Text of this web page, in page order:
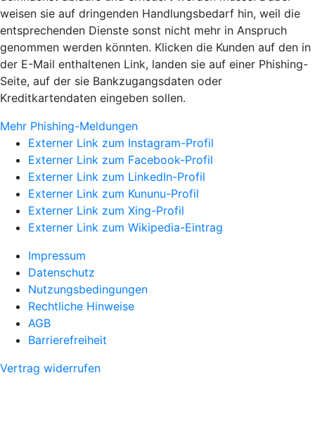
weisen sie auf dringenden Handlungsbedarf hin, weil die
entsprechenden Dienste sonst nicht mehr in Anspruch
genommen werden könnten. Klicken die Kunden auf den in
der E-Mail enthaltenen Link, landen sie auf einer Phishing-
Seite, auf der sie Bankzugangsdaten oder
Kreditkartendaten eingeben sollen.
Mehr Phishing-Meldungen
Externer Link zum Instagram-Profil
Externer Link zum Facebook-Profil
Externer Link zum LinkedIn-Profil
Externer Link zum Kununu-Profil
Externer Link zum Xing-Profil
Externer Link zum Wikipedia-Eintrag
Impressum
Datenschutz
Nutzungsbedingungen
Rechtliche Hinweise
AGB
Barrierefreiheit
Vertrag widerrufen